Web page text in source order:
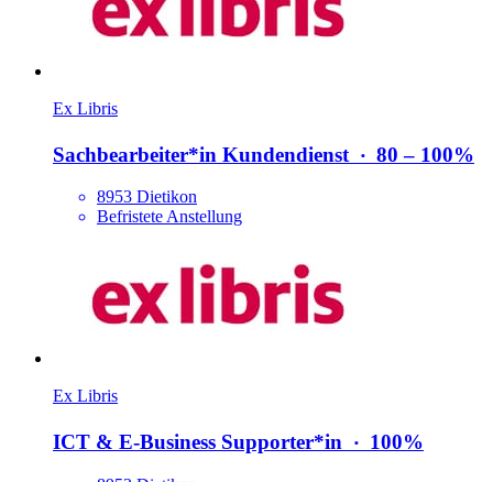
Ex Libris
Sachbearbeiter*​in Kundendienst ‧ 80 – 100%
8953 Dietikon
Befristete Anstellung
Ex Libris
ICT & E-Business Supporter*​in ‧ 100%